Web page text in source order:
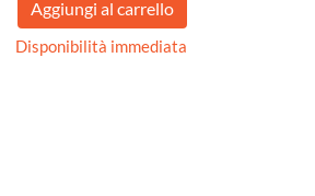
Disponibilità immediata